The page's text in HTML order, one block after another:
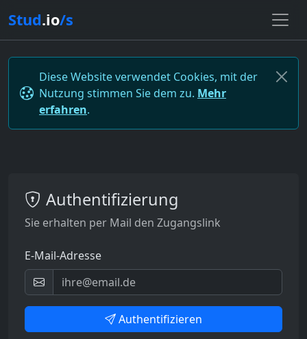
Stud.io/s
Diese Website verwendet Cookies, mit der
Nutzung stimmen Sie dem zu. Mehr
erfahren.
Authentifizierung
Sie erhalten per Mail den Zugangslink
E-Mail-Adresse
Authentifizieren